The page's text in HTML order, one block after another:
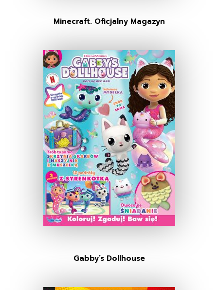
Minecraft. Oficjalny Magazyn
Gabby’s Dollhouse